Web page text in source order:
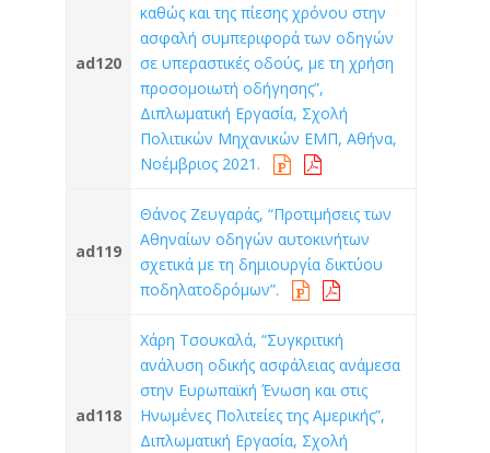
ad120
καθώς και της πίεσης χρόνου στην
ασφαλή συμπεριφορά των οδηγών
σε υπεραστικές οδούς, με τη χρήση
προσομοιωτή οδήγησης”,
Διπλωματική Εργασία, Σχολή
Πολιτικών Μηχανικών ΕΜΠ, Αθήνα,
Νοέμβριος 2021.
ad119
Θάνος Ζευγαράς, “Προτιμήσεις των
Αθηναίων οδηγών αυτοκινήτων
σχετικά με τη δημιουργία δικτύου
ποδηλατοδρόμων”.
ad118
Χάρη Τσουκαλά, “Συγκριτική
ανάλυση οδικής ασφάλειας ανάμεσα
στην Ευρωπαϊκή Ένωση και στις
Ηνωμένες Πολιτείες της Αμερικής”,
Διπλωματική Εργασία, Σχολή